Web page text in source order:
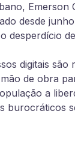
Emerson
desde
desperdício
digitais são
de obra
a
burocráticos